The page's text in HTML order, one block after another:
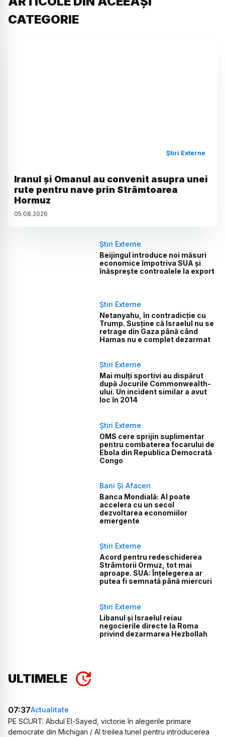
CATEGORIE
Știri Externe
Iranul și Omanul au convenit asupra unei
rute pentru nave prin Strâmtoarea
Hormuz
05.08.2026
Știri Externe
Beijingul introduce noi măsuri
economice împotriva SUA și
înăsprește controalele la export
Știri Externe
Netanyahu, în contradicție cu
Trump. Susține că Israelul nu se
retrage din Gaza până când
Hamas nu e complet dezarmat
Știri Externe
Mai mulți sportivi au dispărut
după Jocurile Commonwealth-
ului. Un incident similar a avut
loc în 2014
Știri Externe
OMS cere sprijin suplimentar
pentru combaterea focarului de
Ebola din Republica Democrată
Congo
Bani Și Afaceri
Banca Mondială: AI poate
accelera cu un secol
dezvoltarea economiilor
emergente
Știri Externe
Acord pentru redeschiderea
Strâmtorii Ormuz, tot mai
aproape. SUA: Înțelegerea ar
putea fi semnată până miercuri
Știri Externe
Libanul și Israelul reiau
negocierile directe la Roma
privind dezarmarea Hezbollah
ULTIMELE
07:37Actualitate
PE SCURT: Abdul El-Sayed, victorie în alegerile primare
democrate din Michigan / Al treilea tunel pentru introducerea